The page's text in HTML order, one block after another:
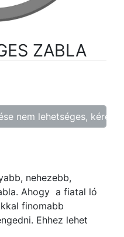
ZABLA
nem lehetséges,
nehezebb,
Ahogy a fiatal ló
finomabb
Ehhez lehet